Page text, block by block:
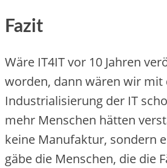
Fazit
Wäre IT4IT vor 10 Jahren
worden, dann wären wir mit
Industrialisierung der IT
mehr Menschen hätten
keine Manufaktur, sondern
gäbe die Menschen, die die